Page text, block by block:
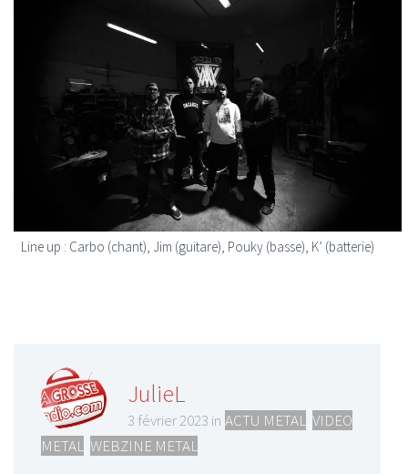
Line up : Carbo (chant), Jim (guitare), Pouky (basse), K’ (batterie)
JulieL
3 février 2023 in ACTU METAL VIDEO
METAL WEBZINE METAL